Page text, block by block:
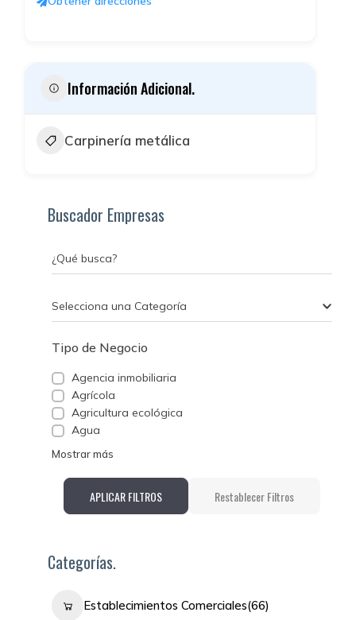
Información Adicional.
Carpinería metálica
Buscador Empresas
¿Qué busca?
Selecciona una Categoría
Tipo de Negocio
Agencia inmobiliaria
Agrícola
Agricultura ecológica
Agua
Mostrar más
APLICAR FILTROS Restablecer Filtros
Categorías.
Establecimientos Comerciales(66)